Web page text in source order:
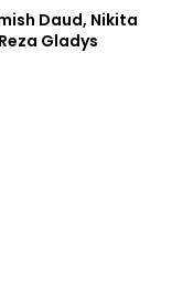
Daud, Nikita
Gladys